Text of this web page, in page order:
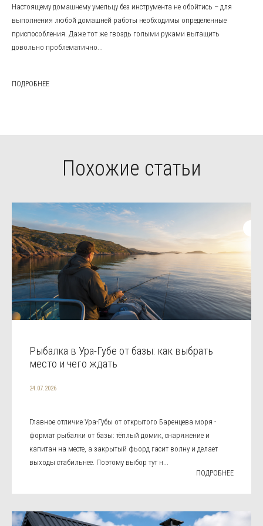
Настоящему домашнему умельцу без инструмента не обойтись – для
выполнения любой домашней работы необходимы определенные
приспособления. Даже тот же гвоздь голыми руками вытащить
довольно проблематично...
ПОДРОБНЕЕ
Похожие статьи
Рыбалка в Ура-Губе от базы: как выбрать
место и чего ждать
24.07.2026
Главное отличие Ура-Губы от открытого Баренцева моря -
формат рыбалки от базы: тёплый домик, снаряжение и
капитан на месте, а закрытый фьорд гасит волну и делает
выходы стабильнее. Поэтому выбор тут н...
ПОДРОБНЕЕ